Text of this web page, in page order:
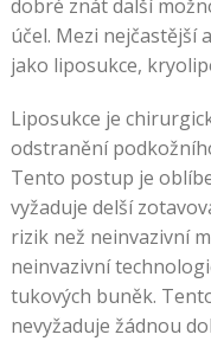
dobré znát další
účel. Mezi nejčastější
jako liposukce,
Liposukce je
odstranění
Tento postup je
vyžaduje delší
rizik než neinvazivní
neinvazivní
tukových buněk.
nevyžaduje žádnou